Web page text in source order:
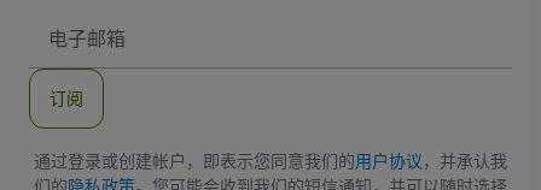
子
地
订阅
通过登录或创建帐户，即表示您同意我们的用户协议，并承认我
们的隐私政策。您可能会收到我们的短信通知，并可以随时选择